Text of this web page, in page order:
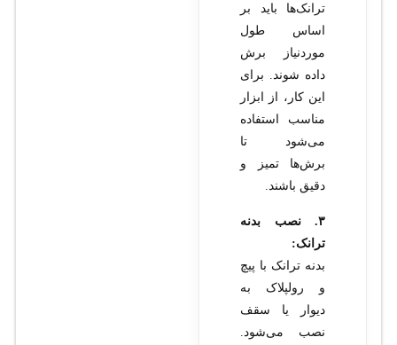
ترانک‌ها باید بر
اساس طول
موردنیاز برش
داده شوند. برای
این کار، از ابزار
مناسب استفاده
می‌شود تا
برش‌ها تمیز و
دقیق باشند.
۳. نصب بدنه
ترانک:
بدنه ترانک با پیچ
و رولپلاک به
دیوار یا سقف
نصب می‌شود.